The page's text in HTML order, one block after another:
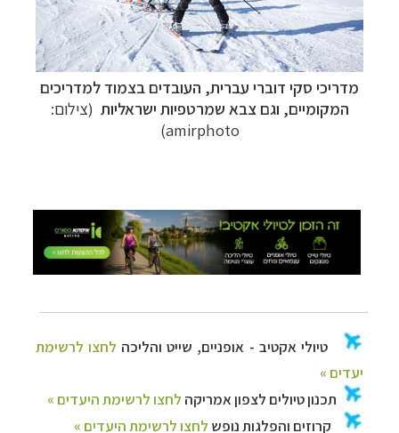
מדריכי סקי דוברי עברית, העובדים בצמוד למדריכים
המקומיים, וגם צבא שמרטפיות ישראליות (צילום:
amirphoto)
טיולי אקטיב - אופניים, שייט והליכה לחצו לרשימת
יעדים »
תכנוןטיולים לצפון אמריקהלחצו לרשימת היעדים »
קרוזים והפלגות נופשלחצו לרשימת היעדים »